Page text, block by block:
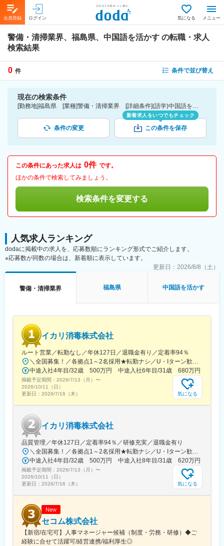
会員登録 ログイン 気になる メニュー
警備・清掃業界、福島県、中国語を活かす の転職・求人
検索結果
0 件 条件で並び替え
現在の検索条件
[勤務地]福島県 [業種]警備・清掃業界 [詳細条件](語学)中国語を活かす
条件の変更
新着求人をいつでもチェック
この条件を保存
この条件にあった求人は 0件 です。
ほかの条件で検索してみましょう。
検索条件を変更する
人気求人ランキング
dodaに掲載中の求人を、応募数順にランキング形式でご紹介します。
※応募数が同数の場合は、新着順に表示しています。
更新日： 2026/8/8（土）
警備・清掃業界 福島県 中国語を活かす
イカリ消毒株式会社
ルート営業／転勤なし／年休127日／退職金有り／定着率94％
＼全国募集！／各拠点1～2名採用★転勤ナシ／U・Iターン歓迎└配属先は100％希望を反映★マイカー通勤＆直行直帰OK（勤務地や現場による）＼積極採用エリア／【北海道】北海道／旭川市、北見市、釧路市【東北】宮城県／仙台市【関東】茨城県／つくば市 東京都／江東区、町田市、武蔵村山市 埼玉県／さいたま市、ふじみ野市 神奈川県／横浜市、藤沢市、伊勢原市 山梨県／中央市【東海】岐阜県／羽島市 愛知県／名古屋市、知立市 三重県／四日市市【北信越】新潟県／新潟市、長岡市【関西】京都府／京都市 大阪府／東大阪市 兵庫県／加古川市、神戸市、西宮市【中国】鳥取県／米子市 岡山県／岡山市【四国】徳島県／徳島市 広島県／福山市【九州】福岡県／福岡市 熊本県／熊本市 鹿児島県／鹿児島市※詳しい所在地は当社HPをご覧ください。https://www.ikari.co.jp/company/network/
中途入社4年目/32歳 500万円 中途入社6年目/31歳 680万円
掲載予定期間： 2026/7/13（月） 〜
2026/10/11（日）
更新日： 2026/7/16（木） 気になる
イカリ消毒株式会社
品質管理／年休127日／定着率94％／研修充実／退職金有り
＼全国募集！／各拠点1～2名採用★転勤ナシ／U・Iターン歓迎└配属先は100％希望を反映★マイカー通勤＆直行直帰OK（勤務地や現場による）＼積極採用エリア／【北海道】北海道／旭川市、北見市、釧路市【東北】宮城県／仙台市【関東】茨城県／つくば市 東京都／江東区、町田市、武蔵村山市 埼玉県／さいたま市、ふじみ野市 神奈川県／横浜市、藤沢市、伊勢原市 山梨県／中央市【東海】岐阜県／羽島市 愛知県／名古屋市、知立市 三重県／四日市市【北信越】新潟県／新潟市、長岡市【関西】京都府／京都市 大阪府／東大阪市 兵庫県／加古川市、神戸市、西宮市【中国】鳥取県／米子市 岡山県／岡山市【四国】徳島県／徳島市 広島県／福山市【九州】福岡県／福岡市 熊本県／熊本市 鹿児島県／鹿児島市※詳しい所在地は当社HPをご覧ください。https://www.ikari.co.jp/company/network/
中途入社4年目/32歳 500万円 中途入社8年目/31歳 620万円
掲載予定期間： 2026/7/13（月） 〜
2026/10/11（日）
更新日： 2026/7/16（木） 気になる
New
セコム株式会社
【新宿/在宅可】人事マネージャー候補（制度・労務・研修）◆ご
経験に合せて活躍可/経営連携/福利厚生◎